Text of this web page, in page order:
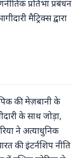
प्रतिभा प्रबंधन
मैट्रिक्स द्वारा
की मेज़बानी के
के साथ जोड़ा,
ने अत्याधुनिक
की इंटर्नशिप नीति